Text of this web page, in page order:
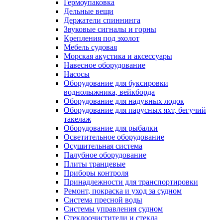
Гермоупаковка
Дельные вещи
Держатели спиннинга
Звуковые сигналы и горны
Крепления под эхолот
Мебель судовая
Морская акустика и аксессуары
Навесное оборудование
Насосы
Оборудование для буксировки
воднолыжника, вейкборда
Оборудование для надувных лодок
Оборудование для парусных яхт, бегучий
такелаж
Оборудование для рыбалки
Осветительное оборудование
Осушительная система
Палубное оборудование
Плиты транцевые
Приборы контроля
Принадлежности для транспортировки
Ремонт, покраска и уход за судном
Система пресной воды
Системы управления судном
Стеклоочистители и стекла